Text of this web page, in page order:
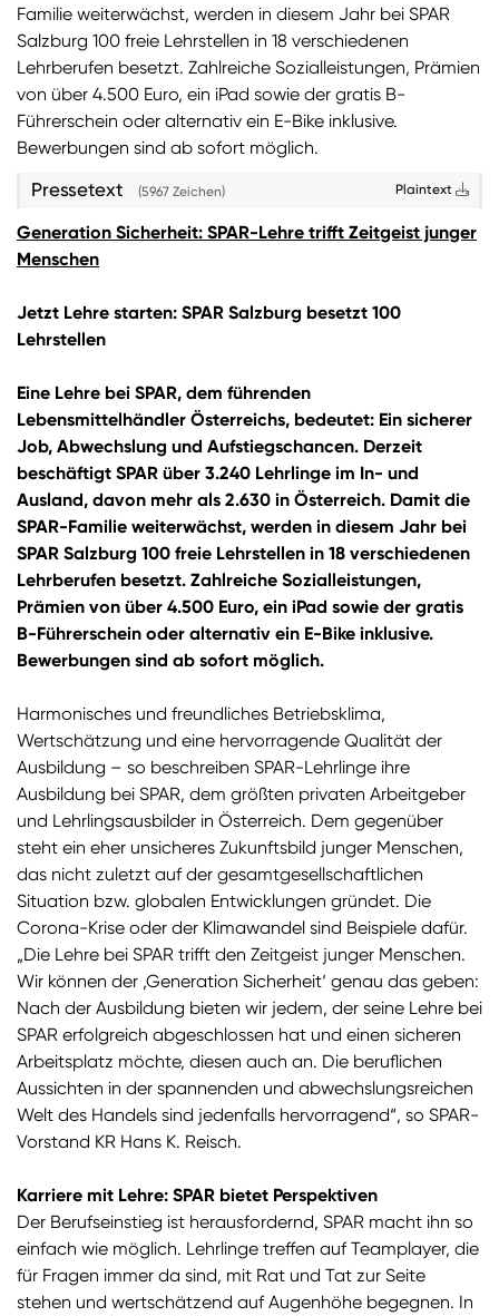
Produktneuheiten, attraktive Gewinnspiele uvm.
erhalten? Dann melden Sie sich zumSPAR
Newsletteran:
Zum SPAR Newsletter
Familie weiterwächst, werden in diesem Jahr bei SPAR
Salzburg 100 freie Lehrstellen in 18 verschiedenen
Lehrberufen besetzt. Zahlreiche Sozialleistungen, Prämien
von über 4.500 Euro, ein iPad sowie der gratis B-
Führerschein oder alternativ ein E-Bike inklusive.
Bewerbungen sind ab sofort möglich.
Pressetext (5967 Zeichen) Plaintext
Generation Sicherheit: SPAR-Lehre trifft Zeitgeist junger
Menschen
Jetzt Lehre starten: SPAR Salzburg besetzt 100
Lehrstellen
Eine Lehre bei SPAR, dem führenden
Lebensmittelhändler Österreichs, bedeutet: Ein sicherer
Job, Abwechslung und Aufstiegschancen. Derzeit
beschäftigt SPAR über 3.240 Lehrlinge im In- und
Ausland, davon mehr als 2.630 in Österreich. Damit die
SPAR-Familie weiterwächst, werden in diesem Jahr bei
SPAR Salzburg 100 freie Lehrstellen in 18 verschiedenen
Lehrberufen besetzt. Zahlreiche Sozialleistungen,
Prämien von über 4.500 Euro, ein iPad sowie der gratis
B-Führerschein oder alternativ ein E-Bike inklusive.
Bewerbungen sind ab sofort möglich.
Harmonisches und freundliches Betriebsklima,
Wertschätzung und eine hervorragende Qualität der
Ausbildung – so beschreiben SPAR-Lehrlinge ihre
Ausbildung bei SPAR, dem größten privaten Arbeitgeber
und Lehrlingsausbilder in Österreich. Dem gegenüber
steht ein eher unsicheres Zukunftsbild junger Menschen,
das nicht zuletzt auf der gesamtgesellschaftlichen
Situation bzw. globalen Entwicklungen gründet. Die
Corona-Krise oder der Klimawandel sind Beispiele dafür.
„Die Lehre bei SPAR trifft den Zeitgeist junger Menschen.
Wir können der ‚Generation Sicherheit‘ genau das geben:
Nach der Ausbildung bieten wir jedem, der seine Lehre bei
SPAR erfolgreich abgeschlossen hat und einen sicheren
Arbeitsplatz möchte, diesen auch an. Die beruflichen
Aussichten in der spannenden und abwechslungsreichen
Welt des Handels sind jedenfalls hervorragend“, so SPAR-
Vorstand KR Hans K. Reisch.
Karriere mit Lehre: SPAR bietet Perspektiven
Der Berufseinstieg ist herausfordernd, SPAR macht ihn so
einfach wie möglich. Lehrlinge treffen auf Teamplayer, die
für Fragen immer da sind, mit Rat und Tat zur Seite
stehen und wertschätzend auf Augenhöhe begegnen. In